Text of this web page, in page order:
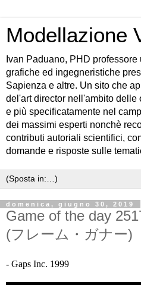
Modellazione
Ivan Paduano, PHD
grafiche ed ingegneristiche
Sapienza e altre. Un sito che
del'art director nell'ambito
e più specificatamente nel
dei massimi esperti nonchè
contributi autoriali scientifici,
domande e risposte sulle
domenica, giugno 30, 2019
Game of the day
(フレーム・ガナー)
- Gaps Inc. 1999